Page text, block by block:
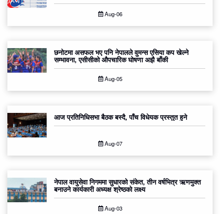
Aug-06
छनोटमा असफल भए पनि नेपालले वुमन्स एसिया कप खेल्ने
सम्भावना, एसीसीको औपचारिक घोषणा अझै बाँकी
Aug-05
आज प्रतिनिधिसभा बैठक बस्दै, पाँच विधेयक प्रस्तुत हुने
Aug-07
नेपाल वायुसेवा निगममा सुधारको संकेत, तीन वर्षभित्र ऋणमुक्त
बनाउने कार्यकारी अध्यक्ष श्रेष्ठको लक्ष्य
Aug-03